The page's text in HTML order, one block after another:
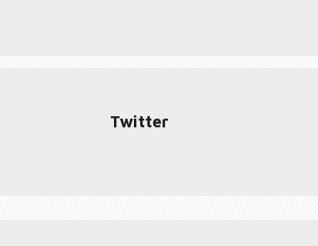
Twitter